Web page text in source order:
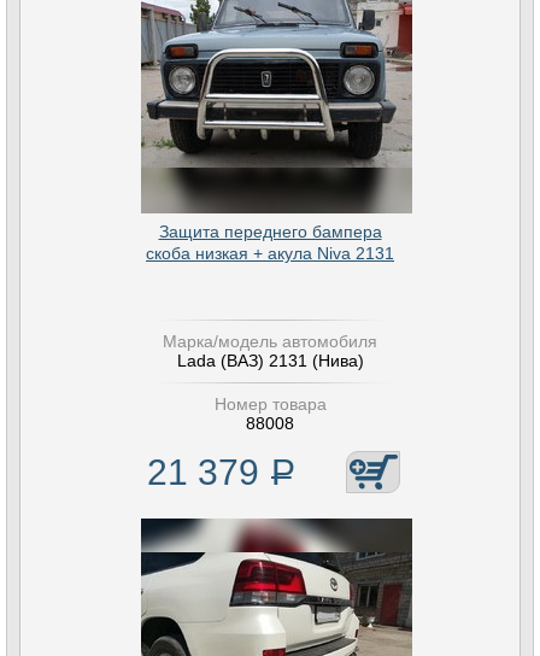
Защита переднего бампера
скоба низкая + акула Niva 2131
Марка/модель автомобиля
Lada (ВАЗ) 2131 (Нива)
Номер товара
88008
21 379 Р